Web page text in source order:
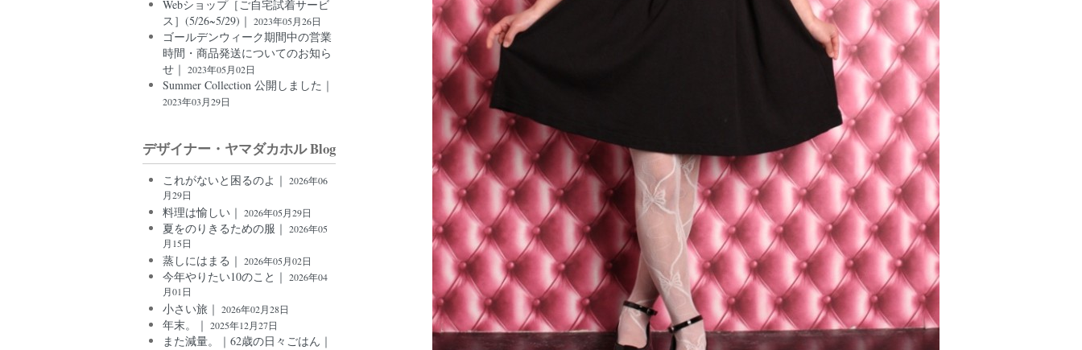
Webショップ［ご自宅試着サービ
ス］(5/26~5/29)｜ 2023年05月26日
ゴールデンウィーク期間中の営業
時間・商品発送についてのお知ら
せ｜ 2023年05月02日
Summer Collection 公開しました｜
2023年03月29日
デザイナー・ヤマダカホル Blog
これがないと困るのよ｜ 2026年06
月29日
料理は愉しい｜ 2026年05月29日
夏をのりきるための服｜ 2026年05
月15日
蒸しにはまる｜ 2026年05月02日
今年やりたい10のこと｜ 2026年04
月01日
小さい旅｜ 2026年02月28日
年末。｜ 2025年12月27日
また減量。｜62歳の日々ごはん｜